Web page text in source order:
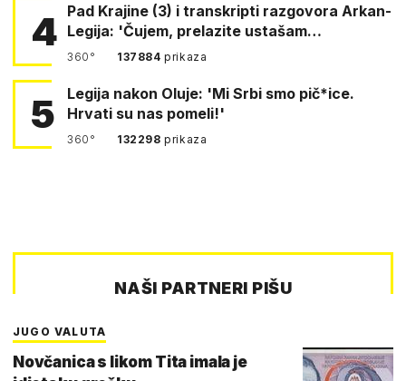
4 Pad Krajine (3) i transkripti razgovora Arkan-
Legija: 'Čujem, prelazite ustašam…
360° 137884prikaza
5
Legija nakon Oluje: 'Mi Srbi smo pič*ice.
Hrvati su nas pomeli!'
360° 132298prikaza
NAŠI PARTNERI PIŠU
JUGO VALUTA
Novčanica s likom Tita imala je